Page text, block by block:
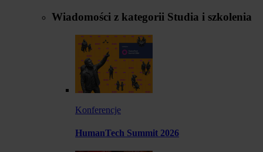
Wiadomości z kategorii Studia i szkolenia
Konferencje
HumanTech Summit 2026